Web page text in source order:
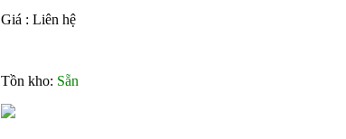
Giá : Liên hệ
Tồn kho: Sẵn